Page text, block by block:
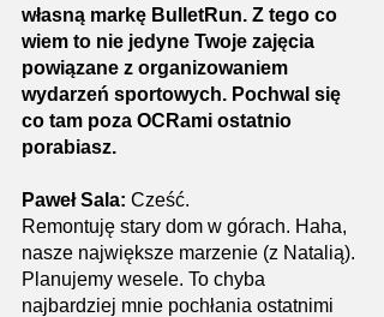
własną markę BulletRun. Z tego co
wiem to nie jedyne Twoje zajęcia
powiązane z organizowaniem
wydarzeń sportowych. Pochwal się
co tam poza OCRami ostatnio
porabiasz.
Paweł Sala: Cześć.
Remontuję stary dom w górach. Haha,
nasze największe marzenie (z Natalią).
Planujemy wesele. To chyba
najbardziej mnie pochłania ostatnimi